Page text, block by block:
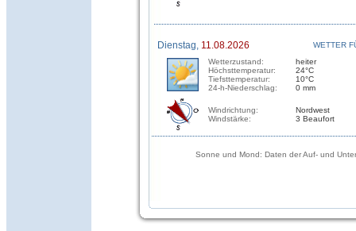
Dienstag, 11.08.2026
WETTER
Wetterzustand:
Höchsttemperatur:
Tiefsttemperatur:
24-h-Niederschlag:
heiter
24°C
10°C
0 mm
Windrichtung:
Windstärke:
Nordwest
3 Beaufort
Sonne und Mond: Daten der Auf- und